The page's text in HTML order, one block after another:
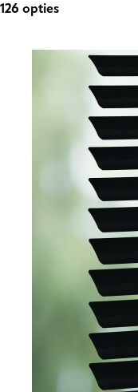
126 opties